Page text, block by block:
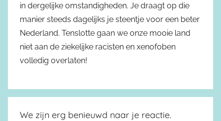
in dergelijke omstandigheden. Je draagt op die
manier steeds dagelijks je steentje voor een beter
Nederland. Tenslotte gaan we onze mooie land
niet aan de ziekelijke racisten en xenofoben
volledig overlaten!
We zijn erg benieuwd naar je reactie.